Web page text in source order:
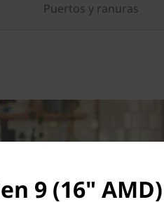
Puertos y ranuras
9 (16" AMD)